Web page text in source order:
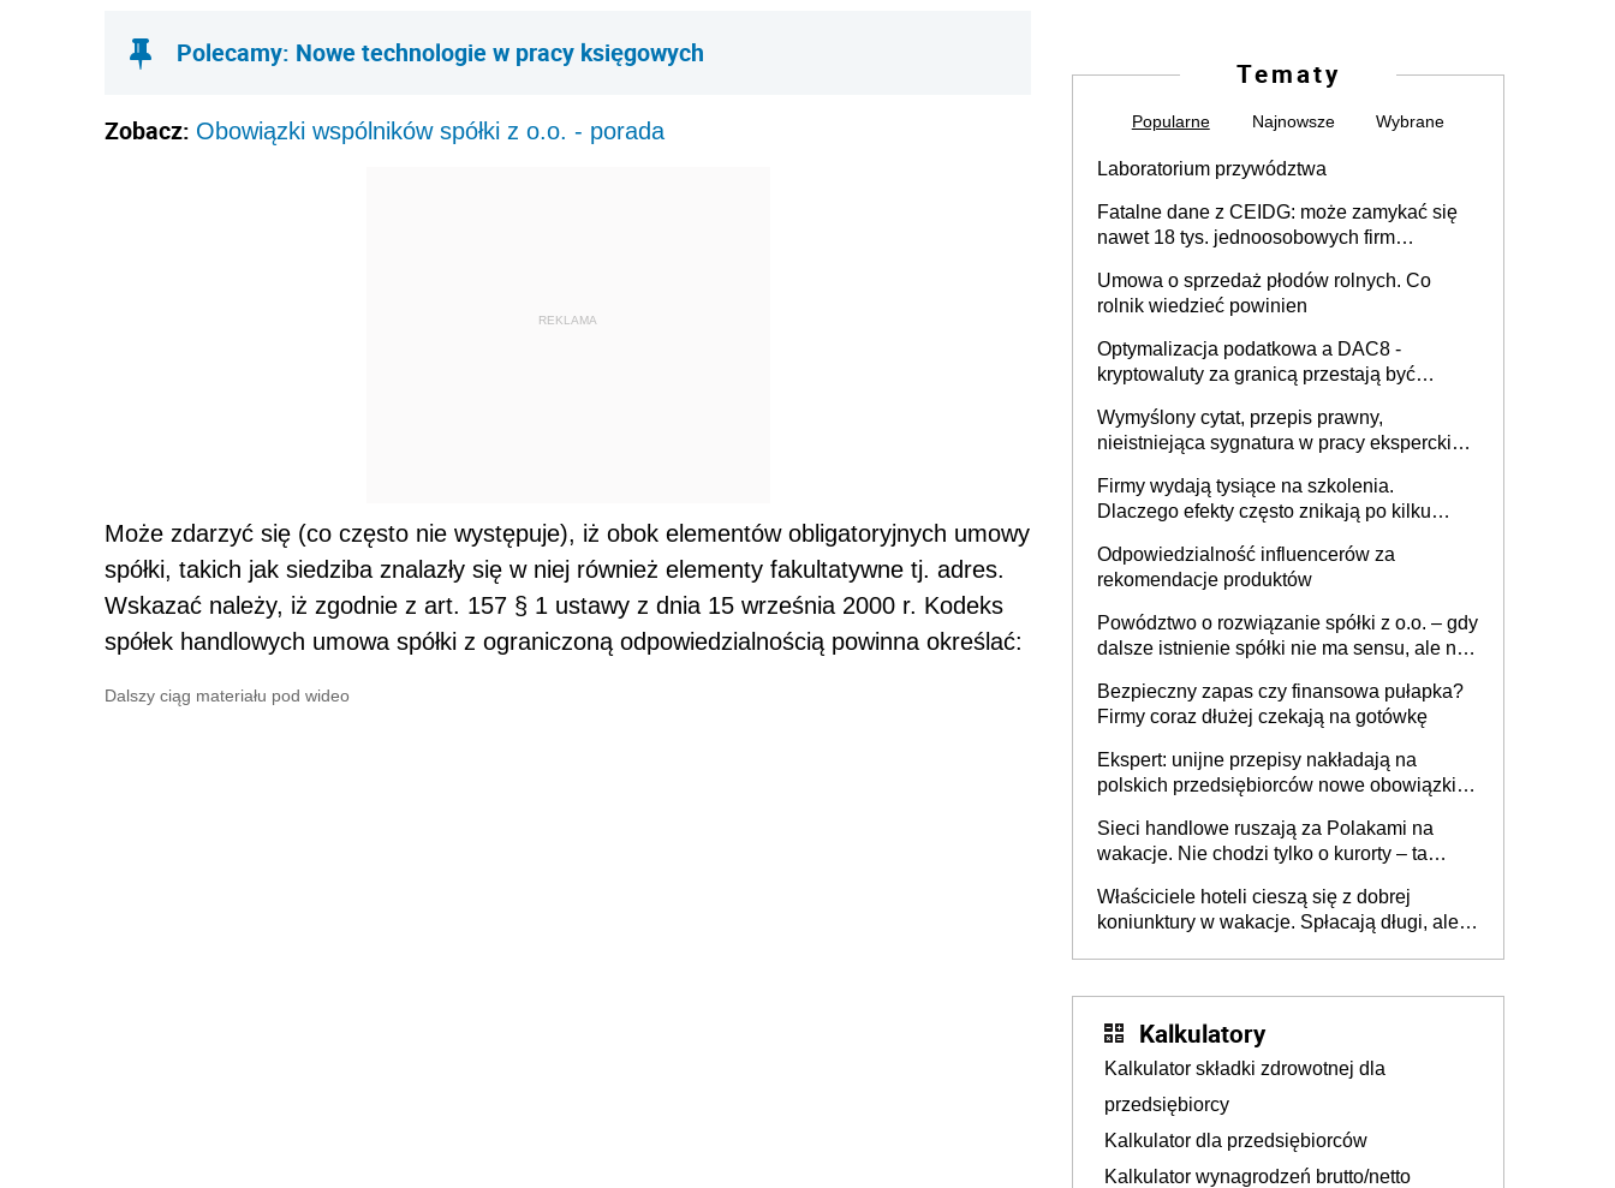
Polecamy: Nowe technologie w pracy księgowych
Zobacz: Obowiązki wspólników spółki z o.o. - porada
REKLAMA
Może zdarzyć się (co często nie występuje), iż obok elementów obligatoryjnych umowy
spółki, takich jak siedziba znalazły się w niej również elementy fakultatywne tj. adres.
Wskazać należy, iż zgodnie z art. 157 § 1 ustawy z dnia 15 września 2000 r. Kodeks
spółek handlowych umowa spółki z ograniczoną odpowiedzialnością powinna określać:
Dalszy ciąg materiału pod wideo
Tematy
Popularne Najnowsze Wybrane
Laboratorium przywództwa
Fatalne dane z CEIDG: może zamykać się
nawet 18 tys. jednoosobowych firm
Umowa o sprzedaż płodów rolnych. Co
rolnik wiedzieć powinien
Optymalizacja podatkowa a DAC8 -
kryptowaluty za granicą przestają być
Wymyślony cytat, przepis prawny,
nieistniejąca sygnatura w pracy eksperckiej -
firmie
Firmy wydają tysiące na szkolenia.
Dlaczego efekty często znikają po kilku
Odpowiedzialność influencerów za
rekomendacje produktów
Powództwo o rozwiązanie spółki z o.o. – gdy
dalsze istnienie spółki nie ma sensu, ale nie
Bezpieczny zapas czy finansowa pułapka?
Firmy coraz dłużej czekają na gotówkę
Ekspert: unijne przepisy nakładają na
polskich przedsiębiorców nowe obowiązki w
Sieci handlowe ruszają za Polakami na
wakacje. Nie chodzi tylko o kurorty – ta
tam, gdzie wielu spędzi urlop po cichu
Właściciele hoteli cieszą się z dobrej
koniunktury w wakacje. Spłacają długi, ale
Kalkulatory
Kalkulator składki zdrowotnej dla
przedsiębiorcy
Kalkulator dla przedsiębiorców
Kalkulator wynagrodzeń brutto/netto